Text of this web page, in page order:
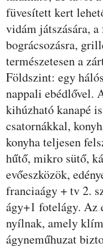
füvesített kert
vidám játszására,
bográcsozásra,
természetesen a
Földszint: egy
nappali ebédlővel.
kihúzható kanapé
csatornákkal,
konyha teljesen
hűtő, mikro sütő,
evőeszközök,
franciaágy + tv 2.
ágy+1 fotelágy. Az
nyílnak, amely
ágyneműhuzat